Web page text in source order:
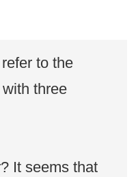
to the
three
It seems that